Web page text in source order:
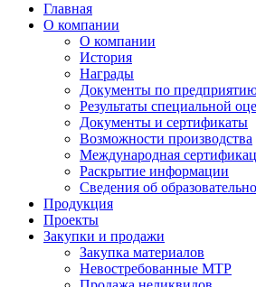
Главная
О компании
О компании
История
Награды
Документы по
Результаты специальной
Документы и сертификаты
Возможности производства
Международная
Раскрытие информации
Сведения об
Продукция
Проекты
Закупки и продажи
Закупка материалов
Невостребованные МТР